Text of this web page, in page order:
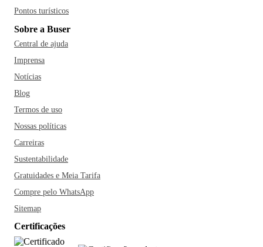
Pontos turísticos
Sobre a Buser
Central de ajuda
Imprensa
Notícias
Blog
Termos de uso
Nossas políticas
Carreiras
Sustentabilidade
Gratuidades e Meia Tarifa
Compre pelo WhatsApp
Sitemap
Certificações